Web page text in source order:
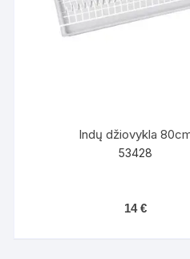
Indų džiovykla
53428
14€